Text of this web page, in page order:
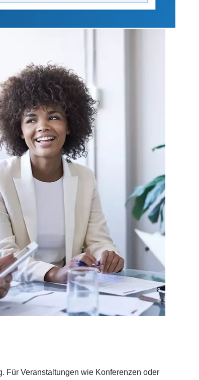
Für Veranstaltungen wie Konferenzen oder